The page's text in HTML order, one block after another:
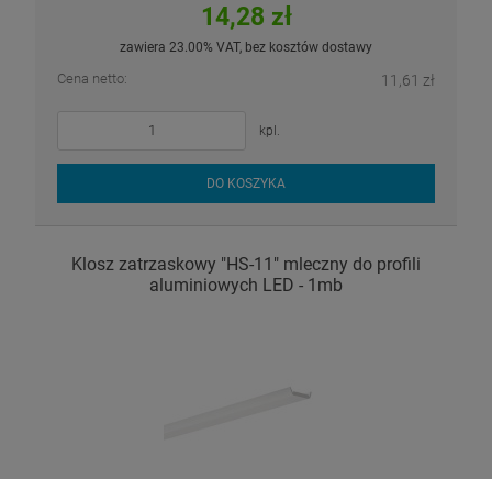
14,28 zł
zawiera 23.00% VAT, bez kosztów dostawy
Cena netto: 11,61 zł
kpl.
DO KOSZYKA
Klosz zatrzaskowy "HS-11" mleczny do profili
aluminiowych LED - 1mb